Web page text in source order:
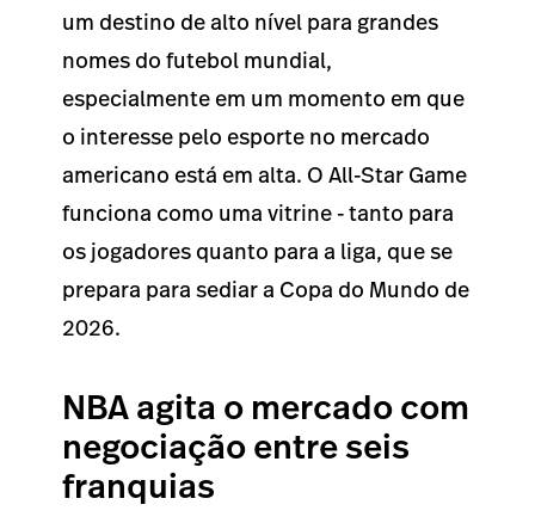
um destino de alto nível para grandes
nomes do futebol mundial,
especialmente em um momento em que
o interesse pelo esporte no mercado
americano está em alta. O All-Star Game
funciona como uma vitrine - tanto para
os jogadores quanto para a liga, que se
prepara para sediar a Copa do Mundo de
2026.
NBA agita o mercado com
negociação entre seis
franquias